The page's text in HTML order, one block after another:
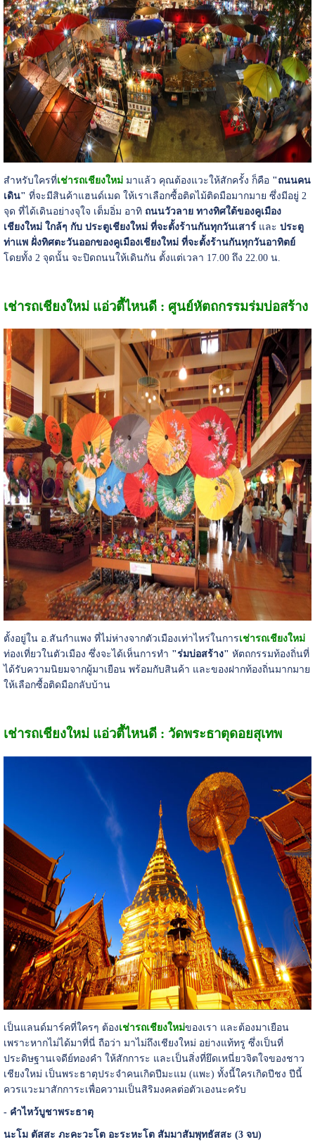
สำหรับใครที่เช่ารถเชียงใหม่มาแล้ว คุณต้องแวะให้สักครั้ง ก็คือ "ถนนคน
เดิน" ที่จะมีสินค้าแฮนด์เมด ให้เราเลือกซื้อติดไม้ติดมือมากมาย ซึ่งมีอยู่ 2
จุด ที่ได้เดินอย่างจุใจ เต็มอิ่ม อาทิ ถนนวัวลาย ทางทิศใต้ของคูเมือง
เชียงใหม่ ใกล้ๆ กับ ประตูเชียงใหม่ ที่จะตั้งร้านกันทุกวันเสาร์และ ประตู
ท่าแพ ฝั่งทิศตะวันออกของคูเมืองเชียงใหม่ ที่จะตั้งร้านกันทุกวันอาทิตย์
โดยทั้ง 2 จุดนั้น จะปิดถนนให้เดินกัน ตั้งแต่เวลา 17.00 ถึง 22.00 น.
เช่ารถเชียงใหม่ แอ่วตี้ไหนดี : ศูนย์หัตถกรรมร่มบ่อสร้าง
ตั้งอยู่ใน อ.สันกำแพง ที่ไม่ห่างจากตัวเมืองเท่าไหร่ในการเช่ารถเชียงใหม่
ท่องเที่ยวในตัวเมือง ซึ่งจะได้เห็นการทำ "ร่มบ่อสร้าง" หัตถกรรมท้องถิ่นที่
ได้รับความนิยมจากผู้มาเยือน พร้อมกับสินค้า และของฝากท้องถิ่นมากมาย
ให้เลือกซื้อติดมือกลับบ้าน
เช่ารถเชียงใหม่ แอ่วตี้ไหนดี : วัดพระธาตุดอยสุเทพ
เป็นแลนด์มาร์คที่ใครๆ ต้องเช่ารถเชียงใหม่ของเรา และต้องมาเยือน
เพราะหากไม่ได้มาที่นี่ ถือว่า มาไม่ถึงเชียงใหม่ อย่างแท้ทรู ซึ่งเป็นที่
ประดิษฐานเจดีย์ทองคำ ให้สักการะ และเป็นสิ่งที่ยึดเหนี่ยวจิตใจของชาว
เชียงใหม่ เป็นพระธาตุประจำคนเกิดปีมะแม (แพะ) ทั้งนี้ใครเกิดปีชง ปีนี้
ควรแวะมาสักการะเพื่อความเป็นสิริมงคลต่อตัวเองนะครับ
- คำไหว้บูชาพระธาตุ
นะโม ตัสสะ ภะคะวะโต อะระหะโต สัมมาสัมพุทธัสสะ (3 จบ)